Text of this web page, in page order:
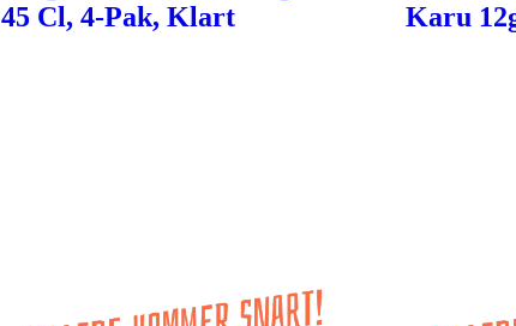
45 Cl, 4-Pak, Klart
Karu